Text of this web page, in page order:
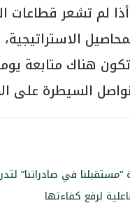
لم تشعر قطاعات
هناك متابعة
السيطرة على
في صادراتنا”
لرفع كفاءتها